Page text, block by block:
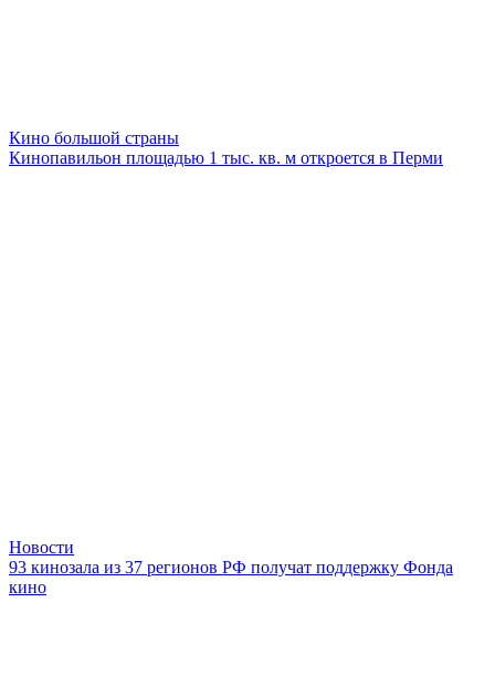
Кино большой страны
Кинопавильон площадью 1 тыс. кв. м откроется в Перми
Новости
93 кинозала из 37 регионов РФ получат поддержку Фонда
кино